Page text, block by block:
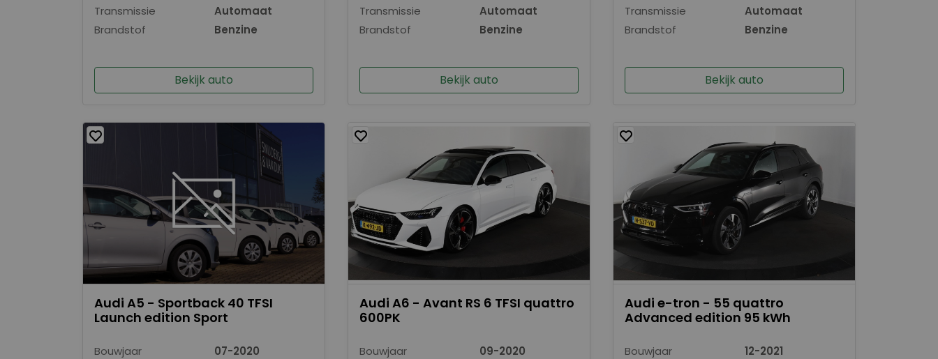
Transmissie
Automaat
Brandstof
Benzine
Bekijk auto
Transmissie
Automaat
Brandstof
Benzine
Bekijk auto
Transmissie
Automaat
Brandstof
Benzine
Bekijk auto
Audi A5 - Sportback 40 TFSI
Launch edition Sport
Bouwjaar
07-2020
Audi A6 - Avant RS 6 TFSI quattro
600PK
Bouwjaar
09-2020
Audi e-tron - 55 quattro
Advanced edition 95 kWh
Bouwjaar
12-2021